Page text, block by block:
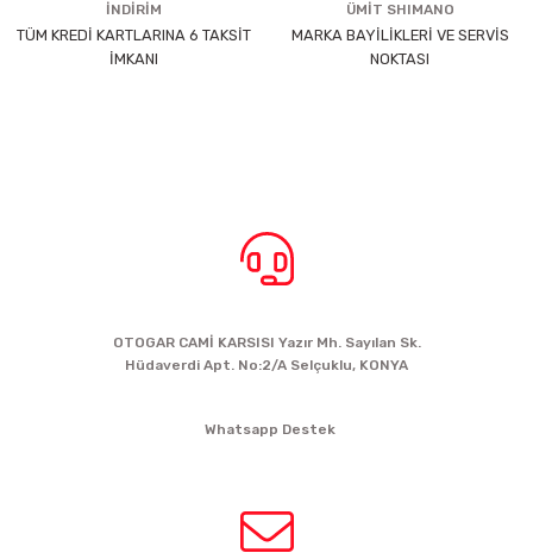
İNDİRİM
TÜM KREDİ KARTLARINA 6 TAKSİT
İMKANI
ÜMİT SHIMANO
MARKA BAYİLİKLERİ VE SERVİS
NOKTASI
OTOGAR CAMİ KARSISI Yazır Mh. Sayılan Sk.
Hüdaverdi Apt. No:2/A Selçuklu, KONYA
Whatsapp Destek